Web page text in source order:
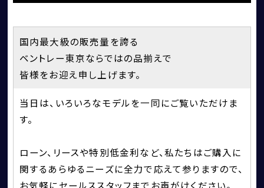
国内最大級の販売量を誇る
ベントレー東京ならではの品揃えで
皆様をお迎え申し上げます。
当日は、いろいろなモデルを一同にご覧いただけま
す。
ローン、リースや特別低金利など、私たちはご購入に
関するあらゆるニーズに全力で応えて参りますので、
お気軽にセールススタッフまでお声がけください。